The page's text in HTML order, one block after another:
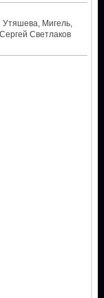
Утяшева, Мигель,
Светлаков